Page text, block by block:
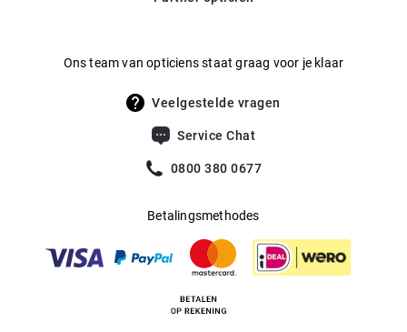
Ons team van opticiens staat graag voor je klaar
Veelgestelde vragen
Service Chat
0800 380 0677
Betalingsmethodes